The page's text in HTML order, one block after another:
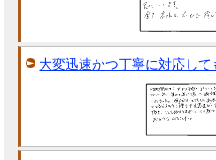
大変迅速かつ丁寧に対応して